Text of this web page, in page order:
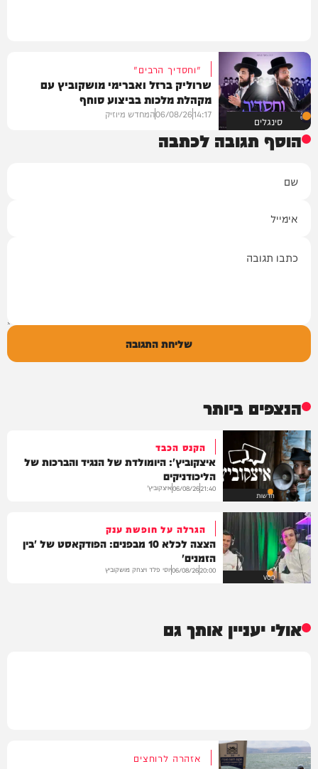
סינגלים
"וחסדיך הרבים"
שרוליק ברזל ואברימי מושקוביץ עם
מקהלת מלכות בביצוע סוחף
14:17
06/08/26המחדש מיוזיק
הוסף תגובה לכתבה
שליחת התגובה
הנצפים ביותר
חדשות
הקנס הכבד
איצקוביץ': היומולדת של הנגיד והברכות של
הליכודניקים
21:40
06/08/26איצקוביץ'
VOD
הגרלה על חופשת ענק
הצצה לכלא 10 מבפנים: הפודקאסט של 'בין
הזמנים'
20:00
06/08/26יוסי פלד ויצחק מושקוביץ
אולי יעניין אותך גם
אזהרה לרוחצים